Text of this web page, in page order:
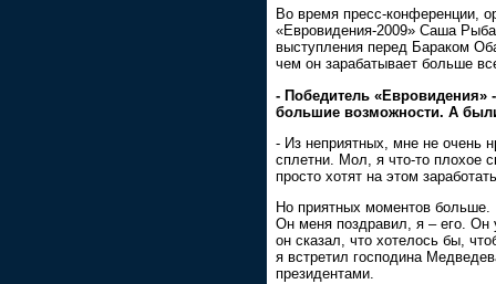
Во время пресс-конференции,
«Евровидения-2009» Саша
выступления перед Бараком
чем он зарабатывает больше
- Победитель «Евровидения»
большие возможности. А
- Из неприятных, мне не очень
сплетни. Мол, я что-то плохое
просто хотят на этом
Но приятных моментов
Он меня поздравил, я – его. Он
он сказал, что хотелось бы,
я встретил господина
президентами.